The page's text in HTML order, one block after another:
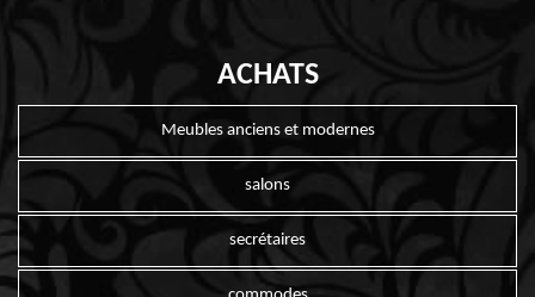
ACHATS
Meubles anciens et modernes
salons
secrétaires